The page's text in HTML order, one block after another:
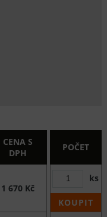
CENA S
DPH
POČET
1 670 Kč
ks
KOUPIT